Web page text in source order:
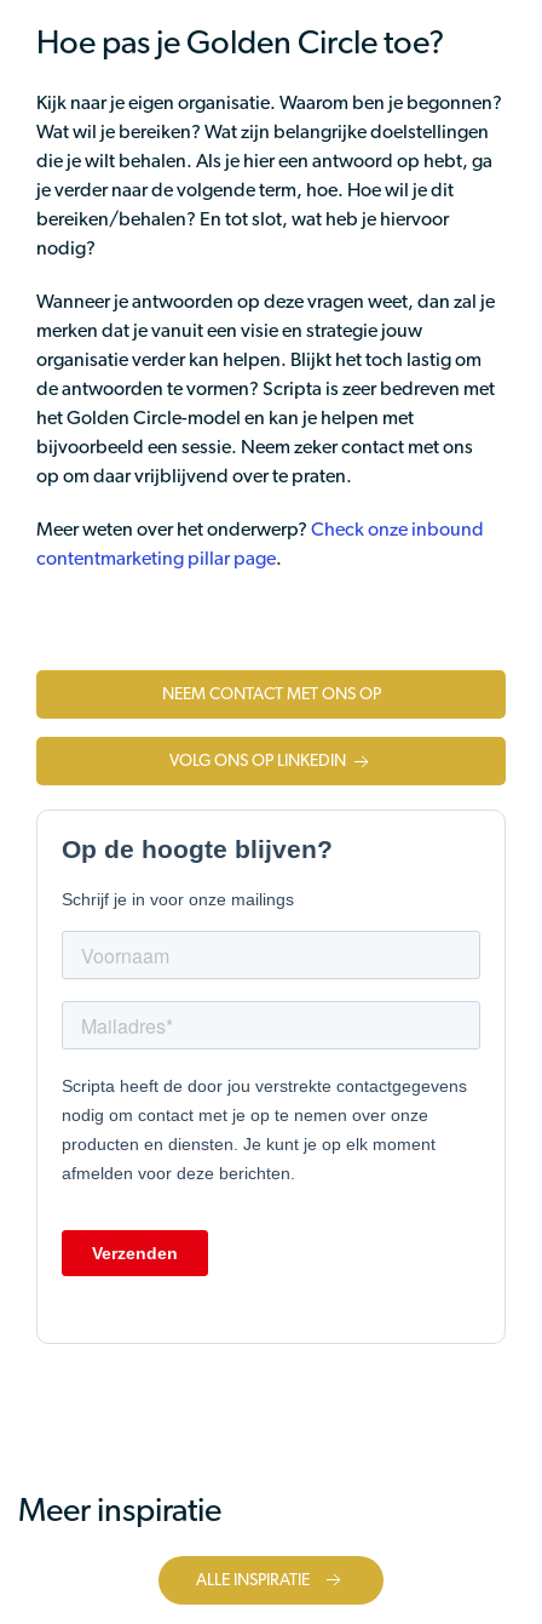
Hoe pas je Golden Circle toe?
Kijk naar je eigen organisatie. Waarom ben je begonnen?
Wat wil je bereiken? Wat zijn belangrijke doelstellingen
die je wilt behalen. Als je hier een antwoord op hebt, ga
je verder naar de volgende term, hoe. Hoe wil je dit
bereiken/behalen? En tot slot, wat heb je hiervoor
nodig?
Wanneer je antwoorden op deze vragen weet, dan zal je
merken dat je vanuit een visie en strategie jouw
organisatie verder kan helpen. Blijkt het toch lastig om
de antwoorden te vormen? Scripta is zeer bedreven met
het Golden Circle-model en kan je helpen met
bijvoorbeeld een sessie. Neem zeker contact met ons
op om daar vrijblijvend over te praten.
Meer weten over het onderwerp? Check onze inbound
contentmarketing pillar page.
NEEM CONTACT MET ONS OP
VOLG ONS OP LINKEDIN
Meer inspiratie
ALLE INSPIRATIE